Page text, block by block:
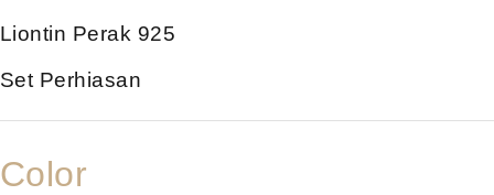
Liontin Perak 925
Set Perhiasan
Color